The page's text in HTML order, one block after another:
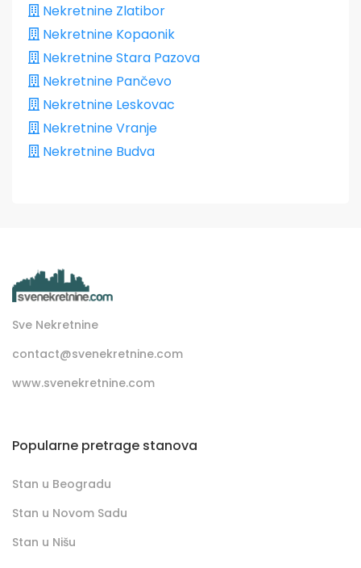
Nekretnine Zlatibor
Nekretnine Kopaonik
Nekretnine Stara Pazova
Nekretnine Pančevo
Nekretnine Leskovac
Nekretnine Vranje
Nekretnine Budva
Sve Nekretnine
contact@svenekretnine.com
www.svenekretnine.com
Popularne pretrage stanova
Stan u Beogradu
Stan u Novom Sadu
Stan u Nišu